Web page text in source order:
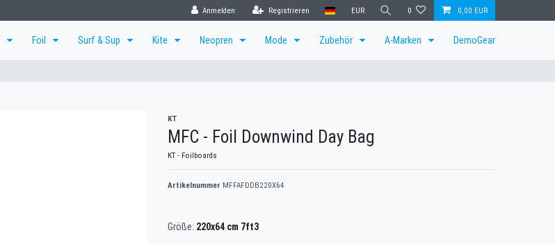
Anmelden Registrieren EUR 0 0,00 EUR
Foil Surf & Sup Kite Neopren Mode Zubehör A-Marken DemoGear
KT
MFC - Foil Downwind Day Bag
KT - Foilboards
Artikelnummer MFFAFDDB220X64
Größe: 220x64 cm 7ft3